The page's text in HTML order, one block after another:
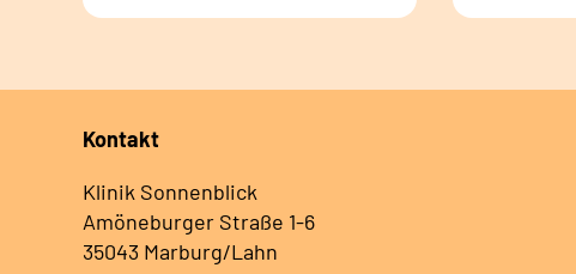
Kontakt
Klinik Sonnenblick
Amöneburger Straße 1-6
35043 Marburg/Lahn